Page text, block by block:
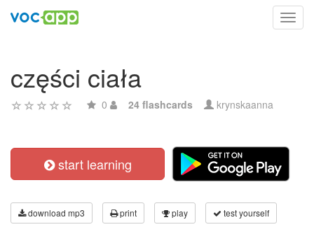
części ciała
0 24 flashcards krynskaanna
start learning
download mp3 print play test yourself